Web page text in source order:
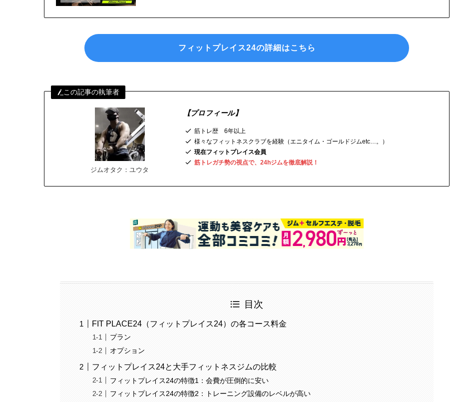
フィットプレイス24の詳細はこちら
この記事の執筆者
ジムオタク：ユウタ
【プロフィール】
筋トレ歴 6年以上
様々なフィットネスクラブを経験（エニタイム・ゴールドジムetc…。）
現在フィットプレイス会員
筋トレガチ勢の視点で、24hジムを徹底解説！
目次
FIT PLACE24（フィットプレイス24）の各コース料金
プラン
オプション
フィットプレイス24と大手フィットネスジムの比較
フィットプレイス24の特徴1：会費が圧倒的に安い
フィットプレイス24の特徴2：トレーニング設備のレベルが高い